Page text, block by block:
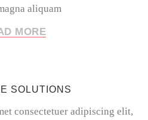
aliquam
MORE
SOLUTIONS
consectetuer adipiscing elit,